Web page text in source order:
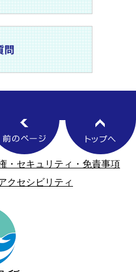
・セキュリティ・免責事項
クセシビリティ